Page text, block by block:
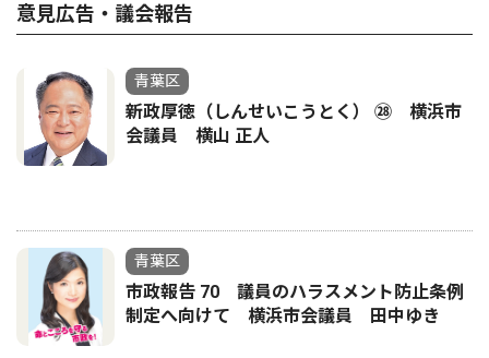
意見広告・議会報告
青葉区
新政厚徳（しんせいこうとく） ㉘ 横浜市
会議員 横山 正人
青葉区
市政報告 70 議員のハラスメント防止条例
制定へ向けて 横浜市会議員 田中ゆき